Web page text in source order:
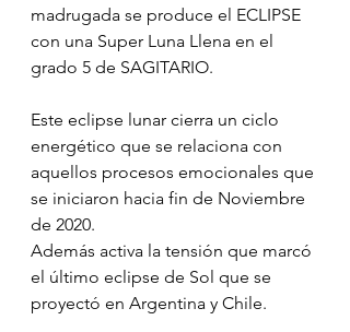
madrugada se produce el ECLIPSE
con una Super Luna Llena en el
grado 5 de SAGITARIO.
Este eclipse lunar cierra un ciclo
energético que se relaciona con
aquellos procesos emocionales que
se iniciaron hacia fin de Noviembre
de 2020.
Además activa la tensión que marcó
el último eclipse de Sol que se
proyectó en Argentina y Chile.